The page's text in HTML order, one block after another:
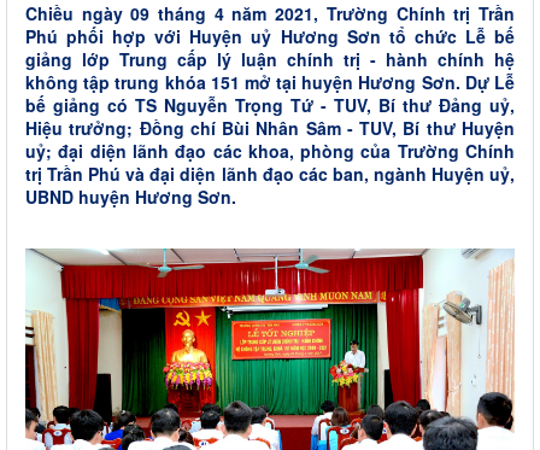
Chiều ngày 09 tháng 4 năm 2021, Trường Chính trị Trần
Phú phối hợp với Huyện uỷ Hương Sơn tổ chức Lễ bế
giảng lớp Trung cấp lý luận chính trị - hành chính hệ
không tập trung khóa 151 mở tại huyện Hương Sơn. Dự Lễ
bế giảng có TS Nguyễn Trọng Tứ - TUV, Bí thư Đảng uỷ,
Hiệu trưởng; Đồng chí Bùi Nhân Sâm - TUV, Bí thư Huyện
uỷ; đại diện lãnh đạo các khoa, phòng của Trường Chính
trị Trần Phú và đại diện lãnh đạo các ban, ngành Huyện uỷ,
UBND huyện Hương Sơn.